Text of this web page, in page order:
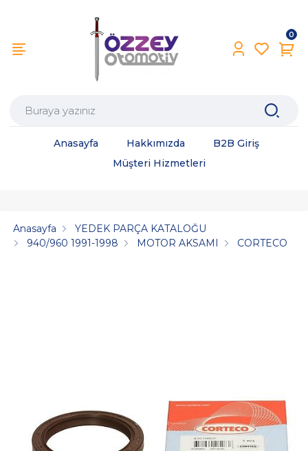
0
Anasayfa Hakkımızda
B2B Giriş
Müşteri Hizmetleri
Anasayfa
YEDEK PARÇA KATALOĞU
940/960 1991-1998
MOTOR AKSAMI CORTECO